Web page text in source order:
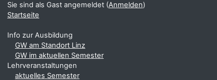
Sie sind als Gast angemeldet (Anmelden)
Startseite
Info zur Ausbildung
GW am Standort Linz
GW im aktuellen Semester
Lehrveranstaltungen
aktuelles Semester